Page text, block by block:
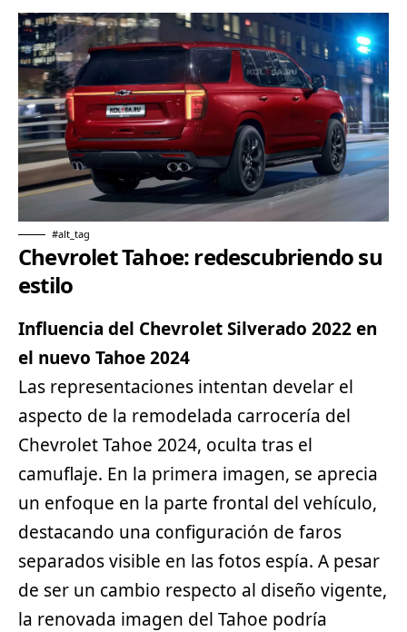
#alt_tag
Chevrolet Tahoe: redescubriendo su
estilo
Influencia del ChevroletSilverado 2022 en
el nuevo Tahoe 2024
Las representaciones intentan develar el
aspecto de la remodelada carrocería del
Chevrolet Tahoe 2024, oculta tras el
camuflaje. En la primera imagen, se aprecia
un enfoque en la parte frontal del vehículo,
destacando una configuración de faros
separados visible en las fotos espía. A pesar
de ser un cambio respecto al diseño vigente,
la renovada imagen del Tahoe podría